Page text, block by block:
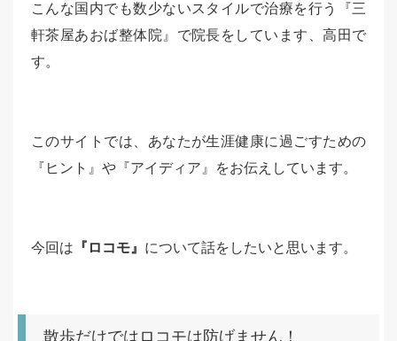
こんな国内でも数少ないスタイルで治療を行う『三
軒茶屋あおば整体院』で院長をしています、高田で
す。
このサイトでは、あなたが生涯健康に過ごすための
『ヒント』や『アイディア』をお伝えしています。
今回は 『ロコモ』 について話をしたいと思います。
散歩だけではロコモは防げません！